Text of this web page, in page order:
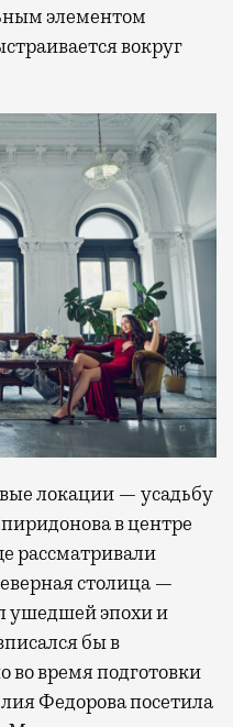
элементом
вокруг
локации — усадьбу
в центре
рассматривали
столица —
ушедшей эпохи и
бы в
время подготовки
Федорова посетила